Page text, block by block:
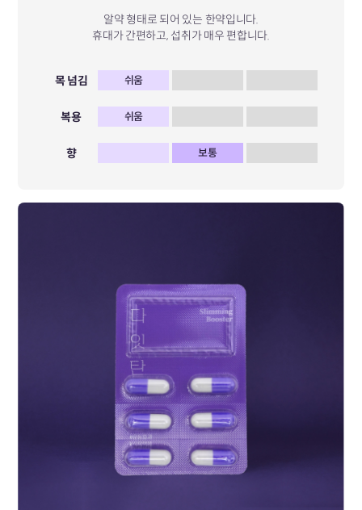
알약 형태로 되어 있는 한약입니다.
휴대가 간편하고, 섭취가 매우 편합니다.
목 넘김 쉬움
복용 쉬움
향 보통